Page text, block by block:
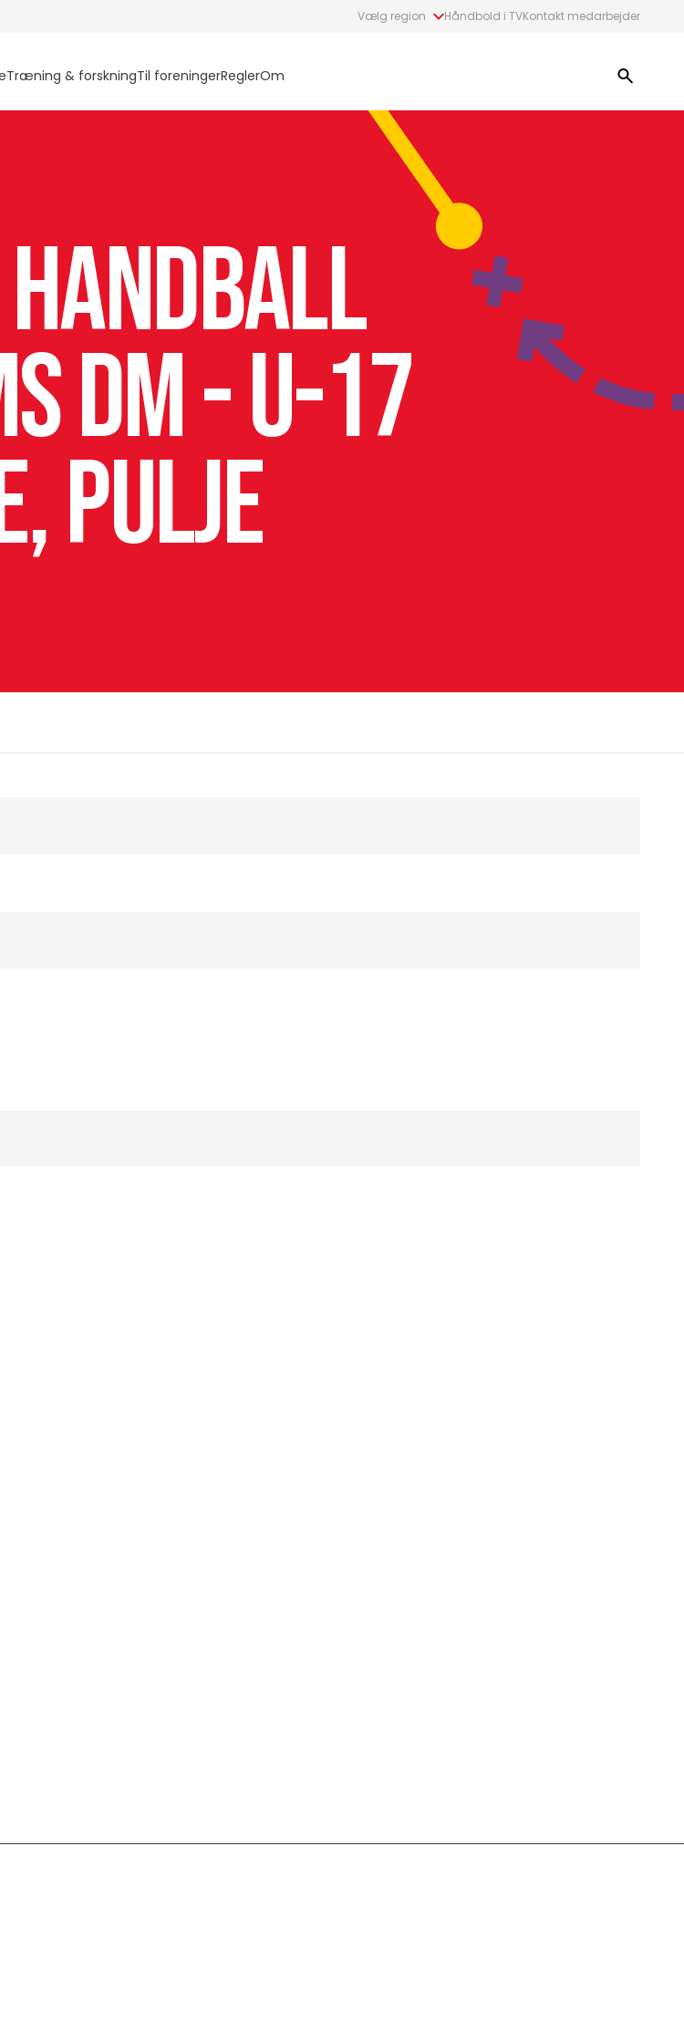
Vælg region Håndbold i TVKontakt medarbejder
Træning & forskningTil foreningerReglerOm
Handball
DM - U-17
pulje